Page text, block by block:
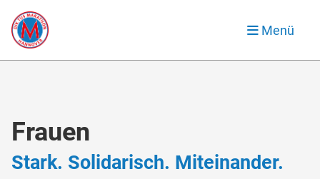
Menü
Frauen
Stark. Solidarisch. Miteinander.